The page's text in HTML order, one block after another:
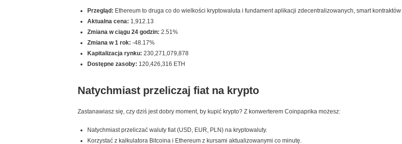
Przegląd: Ethereum to druga co do wielkości kryptowaluta i fundament aplikacji zdecentralizowanych, smart
Aktualna cena: 1,912.13
Zmiana w ciągu 24 godzin: 2.51%
Zmiana w 1 rok: -48.17%
Kapitalizacja rynku: 230,271,079,878
Dostępne zasoby: 120,426,316 ETH
Natychmiast przeliczaj fiat na krypto
Zastanawiasz się, czy dziś jest dobry moment, by kupić krypto? Z konwerterem Coinpaprika możesz:
Natychmiast przeliczać waluty fiat (USD, EUR, PLN) na kryptowaluty.
Korzystać z kalkulatora Bitcoina i Ethereum z kursami aktualizowanymi co minutę.